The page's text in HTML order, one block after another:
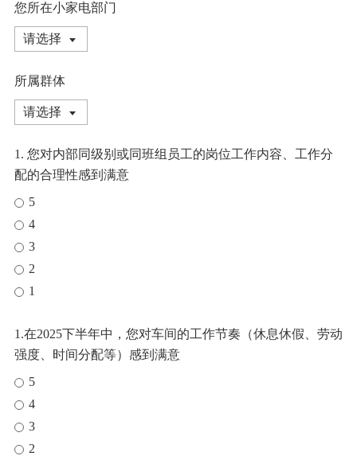
您所在小家电部门
请选择
所属群体
请选择
1. 您对内部同级别或同班组员工的岗位工作内容、工作分
配的合理性感到满意
5
4
3
2
1
1.在2025下半年中，您对车间的工作节奏（休息休假、劳动
强度、时间分配等）感到满意
5
4
3
2